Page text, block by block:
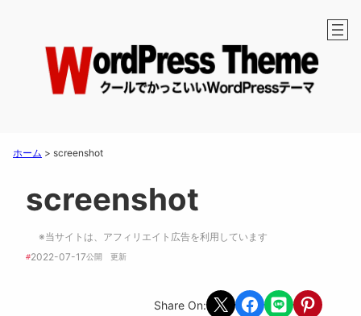
ホーム > screenshot
screenshot
※当サイトは、アフィリエイト広告を利用しています
#2022-07-17公開 更新
Share On: Share on X Share on Facebook
Share on LINEShare on